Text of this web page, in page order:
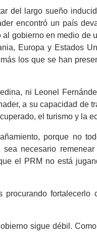
del largo sueño
encontró un país
gobierno en medio de
Europa y Estados
los que se han
ni Leonel
a su capacidad de
el turismo y la
porque no
necesario
el PRM no está
fortalecerlo
sigue débil.